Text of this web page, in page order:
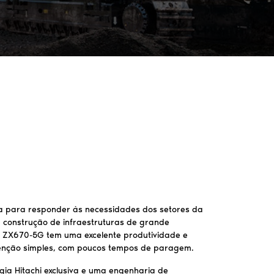
para responder às necessidades dos setores da
construção de infraestruturas de grande
5G tem uma excelente produtividade e
simples, com poucos tempos de paragem.
Hitachi exclusiva e uma engenharia de